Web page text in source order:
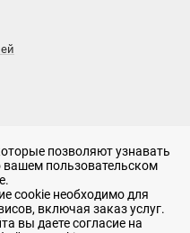
проспект,
позволяют узнавать
пользовательском
cookie необходимо для
включая заказ услуг.
вы даете согласие на